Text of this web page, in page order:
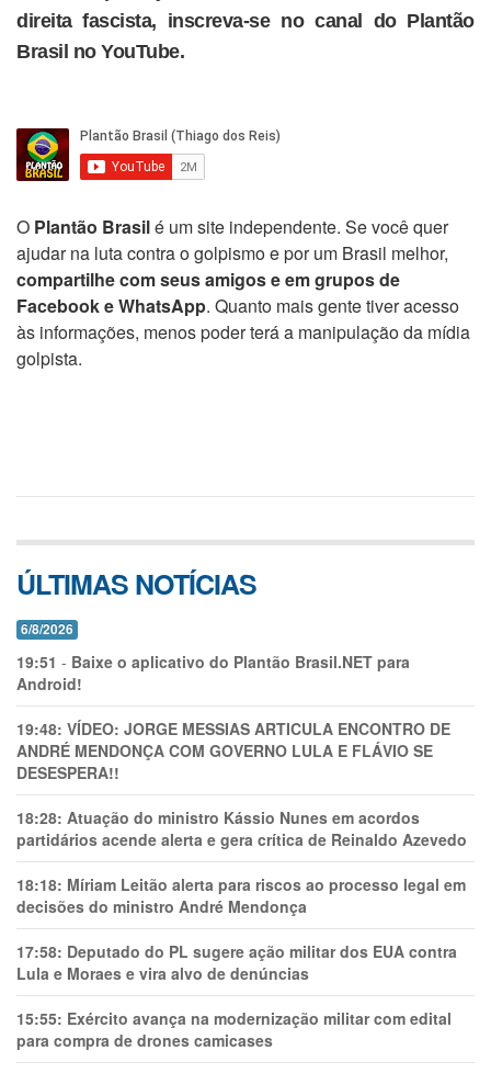
direita fascista, inscreva-se no canal do Plantão
Brasil no YouTube.
O Plantão Brasilé um site independente. Se você quer
ajudar na luta contra o golpismo e por um Brasil melhor,
compartilhe com seus amigos e em grupos de
Facebook e WhatsApp. Quanto mais gente tiver acesso
às informações, menos poder terá a manipulação da mídia
golpista.
ÚLTIMAS NOTÍCIAS
6/8/2026
19:51 - Baixe o aplicativo do Plantão Brasil.NET para
Android!
19:48: VÍDEO: JORGE MESSIAS ARTICULA ENCONTRO DE
ANDRÉ MENDONÇA COM GOVERNO LULA E FLÁVIO SE
DESESPERA!!
18:28: Atuação do ministro Kássio Nunes em acordos
partidários acende alerta e gera crítica de Reinaldo Azevedo
18:18: Míriam Leitão alerta para riscos ao processo legal em
decisões do ministro André Mendonça
17:58: Deputado do PL sugere ação militar dos EUA contra
Lula e Moraes e vira alvo de denúncias
15:55: Exército avança na modernização militar com edital
para compra de drones camicases